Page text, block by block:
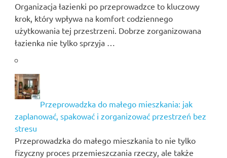
Organizacja łazienki po przeprowadzce to kluczowy
krok, który wpływa na komfort codziennego
użytkowania tej przestrzeni. Dobrze zorganizowana
łazienka nie tylko sprzyja …
Przeprowadzka do małego mieszkania: jak
zaplanować, spakować i zorganizować przestrzeń bez
stresu
Przeprowadzka do małego mieszkania to nie tylko
fizyczny proces przemieszczania rzeczy, ale także